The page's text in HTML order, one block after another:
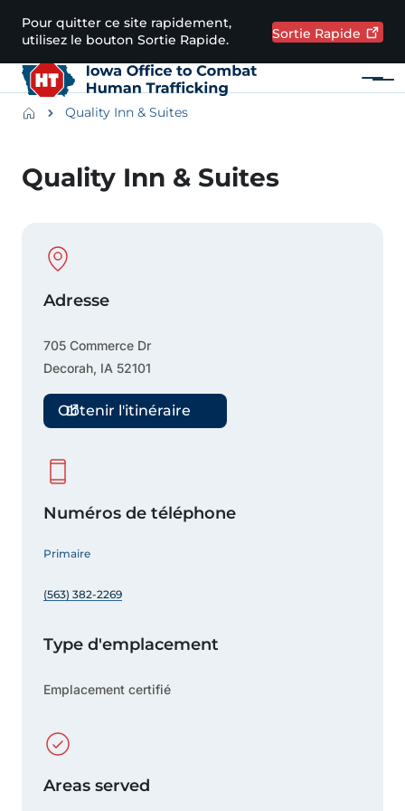
Passer au contenu principal
Pour quitter ce site rapidement,
utilisez le bouton Sortie Rapide.
Sortie Rapide
Menu
BreadcrumbsQuality Inn & Suites
Quality Inn & Suites
Physical Location
Adresse
705 Commerce Dr
Decorah, IA 52101
Obtenir l'itinéraire
Numéros de téléphone
Primaire
(563) 382-2269
Type d'emplacement
Emplacement certifié
Areas served